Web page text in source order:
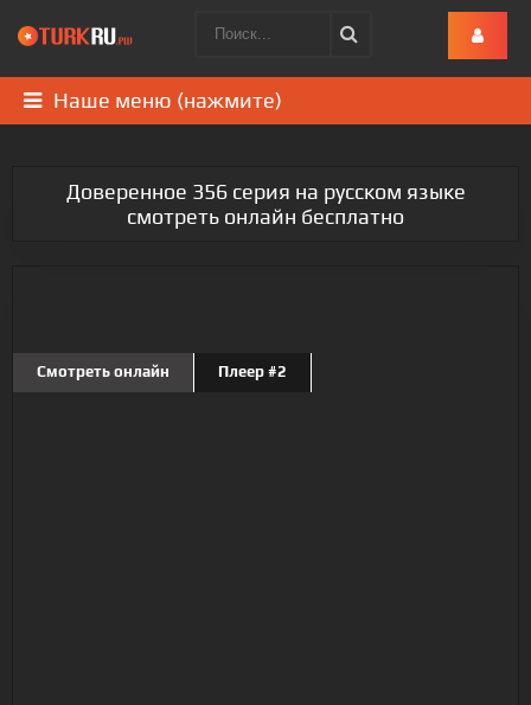
Наше меню (нажмите)
Доверенное 356 серия на русском языке
смотреть онлайн бесплатно
Смотреть онлайн Плеер #2